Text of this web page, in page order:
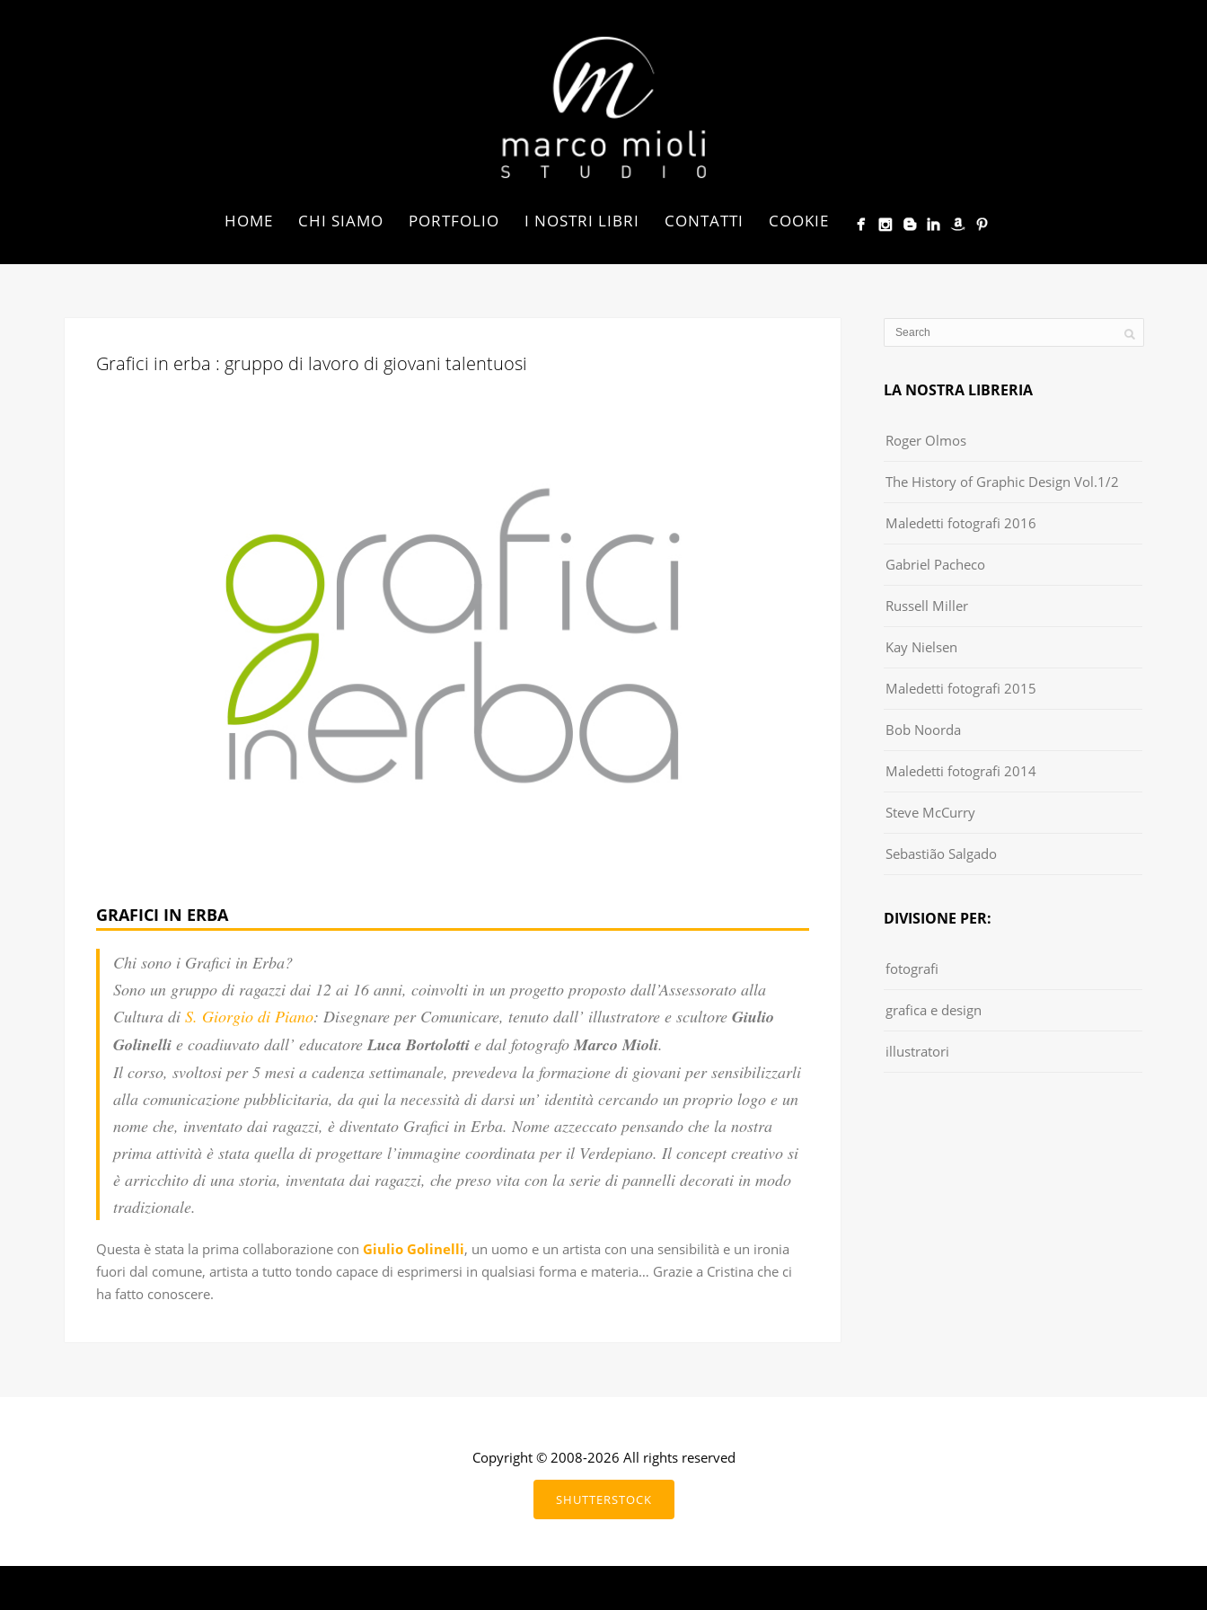
HOME CHI SIAMO PORTFOLIO I NOSTRI LIBRI CONTATTI COOKIE
Grafici in erba : gruppo di lavoro di giovani talentuosi
GRAFICI IN ERBA
Chi sono i Grafici in Erba?
Sono un gruppo di ragazzi dai 12 ai 16 anni, coinvolti in un progetto proposto dall’Assessorato alla
Cultura di S. Giorgio di Piano: Disegnare per Comunicare, tenuto dall’ illustratore e scultore Giulio
Golinellie coadiuvato dall’ educatoreLuca Bortolottie dal fotografoMarco Mioli.
Il corso, svoltosi per 5 mesi a cadenza settimanale, prevedeva la formazione di giovani per sensibilizzarli
alla comunicazione pubblicitaria, da qui la necessità di darsi un’ identità cercando un proprio logo e un
nome che, inventato dai ragazzi, è diventato Grafici in Erba. Nome azzeccato pensando che la nostra
prima attività è stata quella di progettare l’immagine coordinata per il Verdepiano. Il concept creativo si
è arricchito di una storia, inventata dai ragazzi, che preso vita con la serie di pannelli decorati in modo
tradizionale.
Questa è stata la prima collaborazione con Giulio Golinelli, un uomo e un artista con una sensibilità e un ironia
fuori dal comune, artista a tutto tondo capace di esprimersi in qualsiasi forma e materia… Grazie a Cristina che ci
ha fatto conoscere.
LA NOSTRA LIBRERIA
Roger Olmos
The History of Graphic Design Vol.1/2
Maledetti fotografi 2016
Gabriel Pacheco
Russell Miller
Kay Nielsen
Maledetti fotografi 2015
Bob Noorda
Maledetti fotografi 2014
Steve McCurry
Sebastião Salgado
DIVISIONE PER:
fotografi
grafica e design
illustratori
Copyright © 2008-2026 All rights reserved
SHUTTERSTOCK